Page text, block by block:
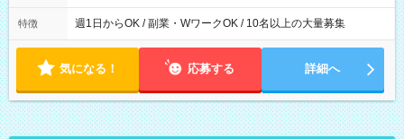
9:30~18:00 実働7.5時間 ・9:30~14:30 実働5時間 ・
16:00~21:30 実働5.5時間
特徴 週1日からOK / 副業・WワークOK / 10名以上の大量募集
気になる！ 応募する 詳細へ